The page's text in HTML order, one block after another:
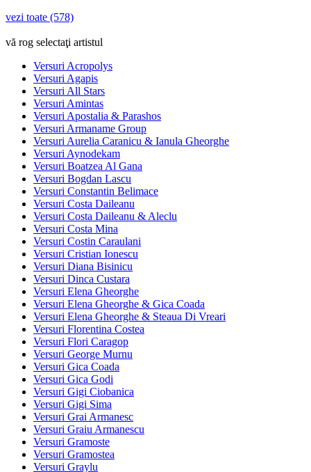
vezi toate (578)
vă rog selectaţi artistul
Versuri Acropolys
Versuri Agapis
Versuri All Stars
Versuri Amintas
Versuri Apostalia & Parashos
Versuri Armaname Group
Versuri Aurelia Caranicu & Ianula Gheorghe
Versuri Aynodekam
Versuri Boatzea Al Gana
Versuri Bogdan Lascu
Versuri Constantin Belimace
Versuri Costa Daileanu
Versuri Costa Daileanu & Aleclu
Versuri Costa Mina
Versuri Costin Caraulani
Versuri Cristian Ionescu
Versuri Diana Bisinicu
Versuri Dinca Custara
Versuri Elena Gheorghe
Versuri Elena Gheorghe & Gica Coada
Versuri Elena Gheorghe & Steaua Di Vreari
Versuri Florentina Costea
Versuri Flori Caragop
Versuri George Murnu
Versuri Gica Coada
Versuri Gica Godi
Versuri Gigi Ciobanica
Versuri Gigi Sima
Versuri Grai Armanesc
Versuri Graiu Armanescu
Versuri Gramoste
Versuri Gramostea
Versuri Graylu